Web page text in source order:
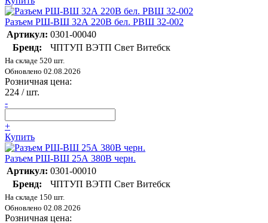
Разъем РШ-ВШ 32А 220В бел. РВШ 32-002
Артикул: 0301-00040
Бренд:
ЧПТУП ВЭТП Свет Витебск
На складе 520 шт.
Обновлено 02.08.2026
Розничная цена:
224 / шт.
-
+
Купить
Разъем РШ-ВШ 25А 380В черн.
Артикул: 0301-00010
Бренд:
ЧПТУП ВЭТП Свет Витебск
На складе 150 шт.
Обновлено 02.08.2026
Розничная цена: